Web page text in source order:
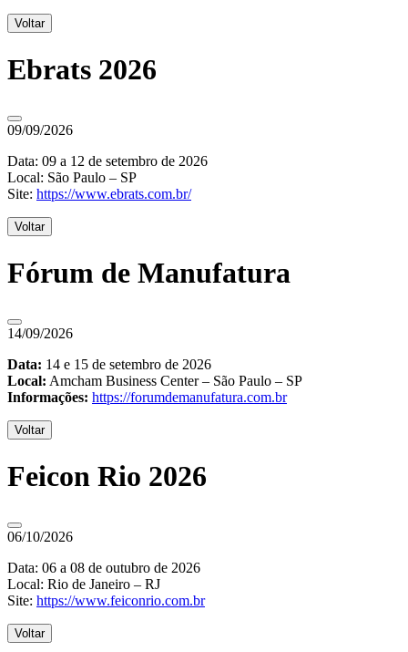
Voltar
Ebrats 2026
09/09/2026
Data: 09 a 12 de setembro de 2026
Local: São Paulo – SP
Site: https://www.ebrats.com.br/
Voltar
Fórum de Manufatura
14/09/2026
Data: 14 e 15 de setembro de 2026
Local: Amcham Business Center – São Paulo – SP
Informações: https://forumdemanufatura.com.br
Voltar
Feicon Rio 2026
06/10/2026
Data: 06 a 08 de outubro de 2026
Local: Rio de Janeiro – RJ
Site: https://www.feiconrio.com.br
Voltar